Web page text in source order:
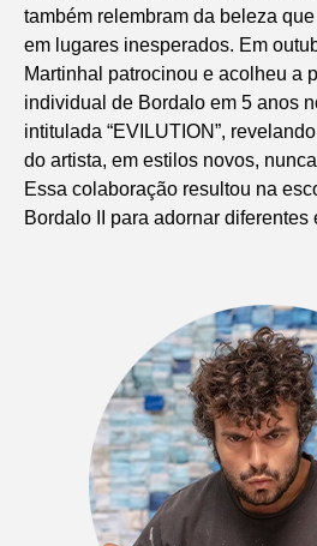
também relembram da beleza
em lugares inesperados. Em
Martinhal patrocinou e acolheu a
individual de Bordalo em 5 anos
intitulada “EVILUTION”,
do artista, em estilos novos,
Essa colaboração resultou na
Bordalo II para adornar diferentes